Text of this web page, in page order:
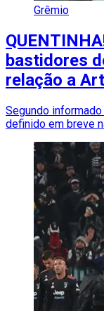
Grêmio
bastidores
relação a
Segundo
definido em breve